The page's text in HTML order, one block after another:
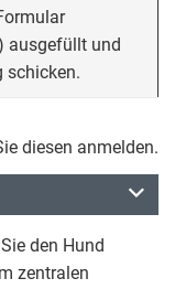
ausgefüllt und
schicken.
diesen anmelden.
den Hund
zentralen